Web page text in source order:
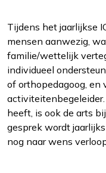
Tijdens het jaarlijkse
mensen aanwezig,
familie/wettelijk
individueel
of orthopedagoog, en
heeft, is ook de arts
gesprek wordt
nog naar wens